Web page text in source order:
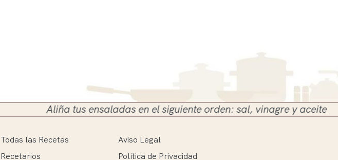
Aliña tus ensaladas en el siguiente orden: sal, vinagre y aceite
Todas las Recetas
Recetarios
Aviso Legal
Política de Privacidad